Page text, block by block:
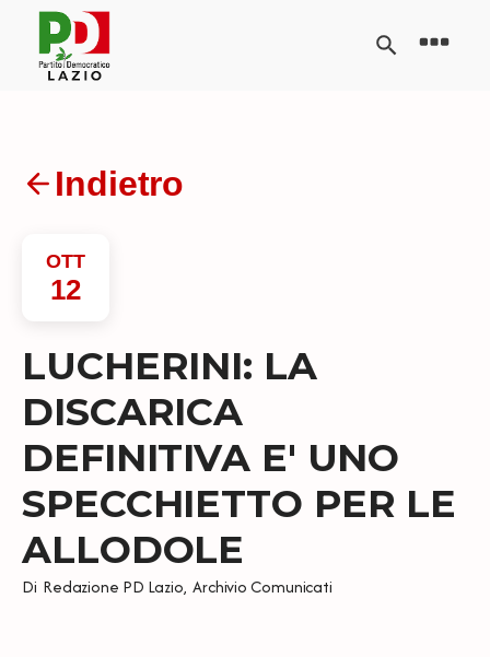
Indietro
OTT
12
LUCHERINI: LA
DISCARICA
DEFINITIVA E' UNO
SPECCHIETTO PER LE
ALLODOLE
Di Redazione PD Lazio, Archivio Comunicati